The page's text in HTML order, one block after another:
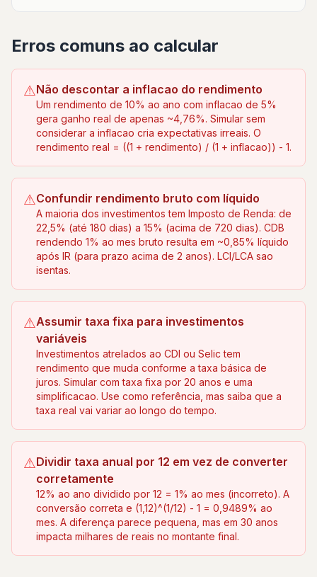
Erros comuns ao calcular
⚠Não descontar a inflacao do rendimento
Um rendimento de 10% ao ano com inflacao de 5%
gera ganho real de apenas ~4,76%. Simular sem
considerar a inflacao cria expectativas irreais. O
rendimento real = ((1 + rendimento) / (1 + inflacao)) - 1.
⚠Confundir rendimento bruto com líquido
A maioria dos investimentos tem Imposto de Renda: de
22,5% (até 180 dias) a 15% (acima de 720 dias). CDB
rendendo 1% ao mes bruto resulta em ~0,85% líquido
após IR (para prazo acima de 2 anos). LCI/LCA sao
isentas.
⚠Assumir taxa fixa para investimentos
variáveis
Investimentos atrelados ao CDI ou Selic tem
rendimento que muda conforme a taxa básica de
juros. Simular com taxa fixa por 20 anos e uma
simplificacao. Use como referência, mas saiba que a
taxa real vai variar ao longo do tempo.
⚠Dividir taxa anual por 12 em vez de converter
corretamente
12% ao ano dividido por 12 = 1% ao mes (incorreto). A
conversão correta e (1,12)^(1/12) - 1 = 0,9489% ao
mes. A diferença parece pequena, mas em 30 anos
impacta milhares de reais no montante final.